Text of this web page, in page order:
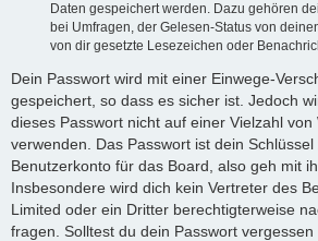
Daten gespeichert werden. Dazu gehören
bei Umfragen, der Gelesen-Status von
von dir gesetzte Lesezeichen oder
Dein Passwort wird mit einer Einwege-
gespeichert, so dass es sicher ist. Jedoch
dieses Passwort nicht auf einer Vielzahl von
verwenden. Das Passwort ist dein Schlüssel
Benutzerkonto für das Board, also geh mit
Insbesondere wird dich kein Vertreter des
Limited oder ein Dritter berechtigterweise
fragen. Solltest du dein Passwort